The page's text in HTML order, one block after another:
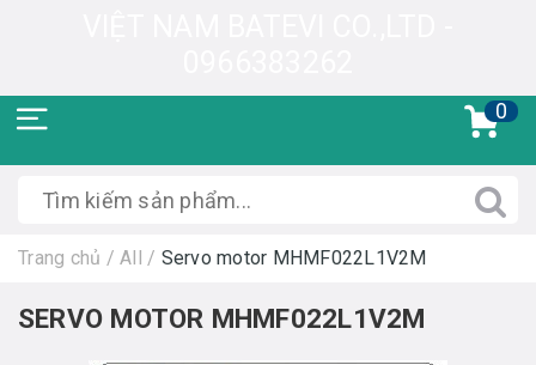
0
Trang chủ / All / Servo motor MHMF022L1V2M
SERVO MOTOR MHMF022L1V2M